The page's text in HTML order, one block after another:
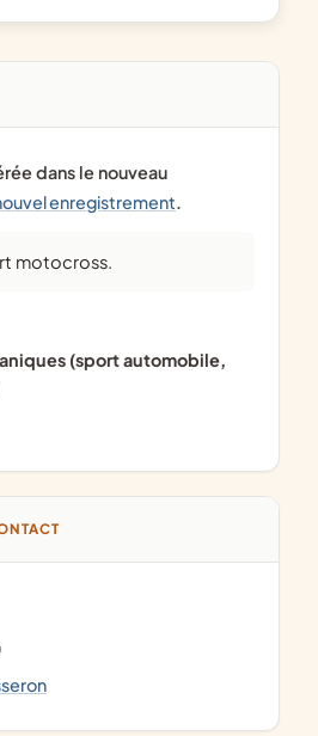
enregistrement.
motocross.